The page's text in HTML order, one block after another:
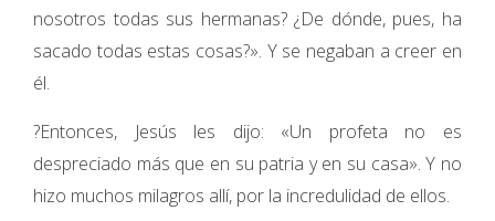
nosotros todas sus hermanas? ¿De dónde, pues, ha
sacado todas estas cosas?». Y se negaban a creer en
él.
?Entonces, Jesús les dijo: «Un profeta no es
despreciado más que en su patria y en su casa». Y no
hizo muchos milagros allí, por la incredulidad de ellos.